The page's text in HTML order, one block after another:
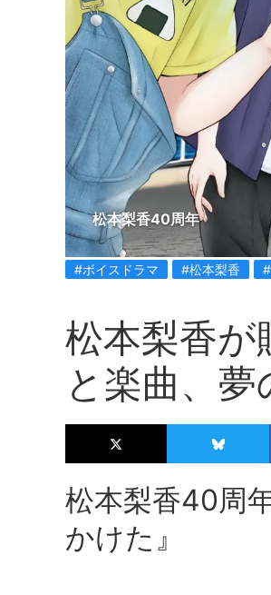
松本梨香40周年
#ボイスドラマ #松本梨香
松本梨香
と楽曲、夢
松本梨香40周
かけた』